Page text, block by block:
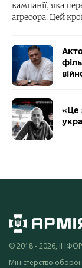
кампанії, яка
агресора. Цей
«Це
© 2018 - 2026,
Міністерство